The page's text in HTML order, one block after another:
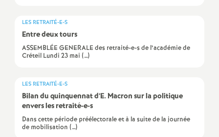
n
d
LES RETRAITÉ-E-S
Entre deux tours
ASSEMBLÉE GENERALE des retraité-e-s de l’académie de
Créteil Lundi 23 mai (…)
LES RETRAITÉ-E-S
Bilan du quinquennat d’E. Macron sur la politique
envers les retraité-e-s
Dans cette période préélectorale et à la suite de la journée
de mobilisation (…)